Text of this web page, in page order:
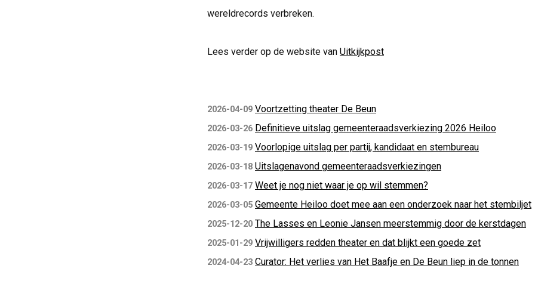
wereldrecords verbreken.
Lees verder op de website van Uitkijkpost
2026-04-09 Voortzetting theater De Beun
2026-03-26 Definitieve uitslag gemeenteraadsverkiezing 2026 Heiloo
2026-03-19 Voorlopige uitslag per partij, kandidaat en stembureau
2026-03-18 Uitslagenavond gemeenteraadsverkiezingen
2026-03-17 Weet je nog niet waar je op wil stemmen?
2026-03-05 Gemeente Heiloo doet mee aan een onderzoek naar het stembiljet
2025-12-20 The Lasses en Leonie Jansen meerstemmig door de kerstdagen
2025-01-29 Vrijwilligers redden theater en dat blijkt een goede zet
2024-04-23 Curator: Het verlies van Het Baafje en De Beun liep in de tonnen